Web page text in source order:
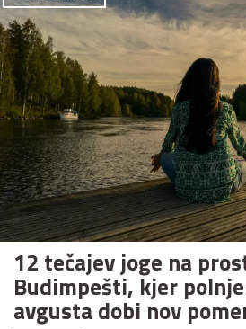
12 tečajev joge na
Budimpešti, kjer
avgusta dobi nov